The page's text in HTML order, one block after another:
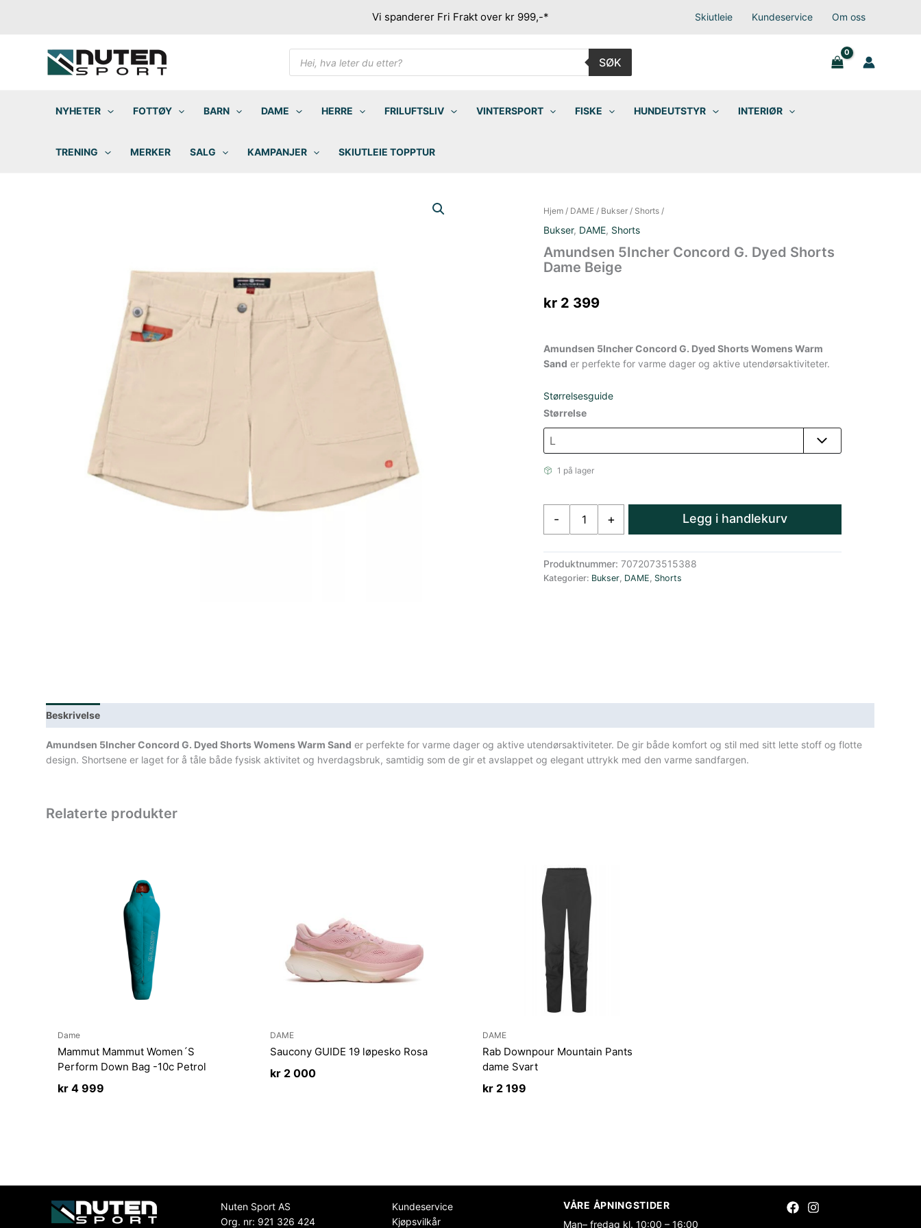
Vi spanderer Fri Frakt over kr 999,-* Skiutleie Kundeservice Om oss
Products
search
SØK
NYHETER FOTTØY BARN DAME HERRE FRILUFTSLIV VINTERSPORT FISKE HUNDEUTSTYR INTERIØR
TRENING MERKER SALG KAMPANJER SKIUTLEIE TOPPTUR
Hjem/ DAME/ Bukser/ Shorts/
Bukser, DAME, Shorts
Amundsen 5Incher Concord G. Dyed Shorts
Dame Beige
kr2 399
Amundsen 5Incher Concord G. Dyed Shorts Womens Warm
Sand er perfekte for varme dager og aktive utendørsaktiviteter.
Størrelsesguide
Størrelse
1 på lager
-
G.
Dyed
Shorts
+ Legg i handlekurv
Produktnummer: 7072073515388
Kategorier: Bukser, DAME, Shorts
Beskrivelse
Amundsen 5Incher Concord G. Dyed Shorts Womens Warm Sand er perfekte for varme dager og aktive utendørsaktiviteter. De gir både komfort og stil med sitt lette stoff og flotte
design. Shortsene er laget for å tåle både fysisk aktivitet og hverdagsbruk, samtidig som de gir et avslappet og elegant uttrykk med den varme sandfargen.
Relaterte produkter
Dame
Mammut Mammut Women´S
Perform Down Bag -10c Petrol
kr 4 999
DAME
Saucony GUIDE 19 løpesko Rosa
kr2 000
DAME
Rab Downpour Mountain Pants
dame Svart
kr2 199
Nuten Sport AS
Org. nr: 921 326 424
Kundeservice
Kjøpsvilkår
VÅRE ÅPNINGSTIDER
Man– fredag kl. 10:00 – 16:00